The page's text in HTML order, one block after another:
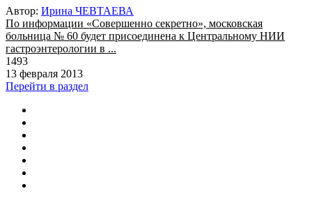
Автор: Ирина ЧЕВТАЕВА
По информации «Совершенно секретно», московская
больница № 60 будет присоединена к Центральному НИИ
гастроэнтерологии в ...
1493
13 февраля 2013
Перейти в раздел